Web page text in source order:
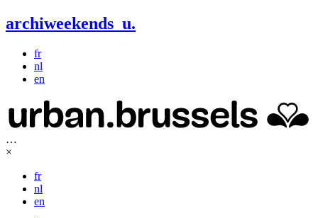
archiweekends u.
fr
nl
en
…
×
fr
nl
en